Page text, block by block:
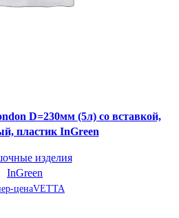
D=230мм (5л) со вставкой,
пластик InGreen
изделия
InGreen
ценаVETTA